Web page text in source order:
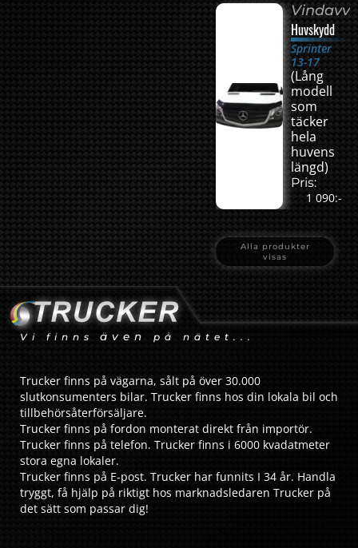
Huvskydd
Sprinter
13-17
(Lång
modell
som
täcker
hela
huvens
längd)
Pris:
1 090:-
Alla produkter
visas
Vi finns även på nätet...
Trucker finns på vägarna, sålt på över 30.000
slutkonsumenters bilar. Trucker finns hos din lokala bil och
tillbehörsåterförsäljare.
Trucker finns på fordon monterat direkt från importör.
Trucker finns på telefon. Trucker finns i 6000 kvadatmeter
stora egna lokaler.
Trucker finns på E-post. Trucker har funnits I 34 år. Handla
tryggt, få hjälp på riktigt hos marknadsledaren Trucker på
det sätt som passar dig!